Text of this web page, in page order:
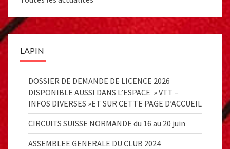
LAPIN
DOSSIER DE DEMANDE DE LICENCE 2026
DISPONIBLE AUSSI DANS L’ESPACE » VTT –
INFOS DIVERSES »ET SUR CETTE PAGE D’ACCUEIL
CIRCUITS SUISSE NORMANDE du 16 au 20 juin
ASSEMBLEE GENERALE DU CLUB 2024